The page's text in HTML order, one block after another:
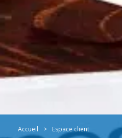
Accueil > Espace client